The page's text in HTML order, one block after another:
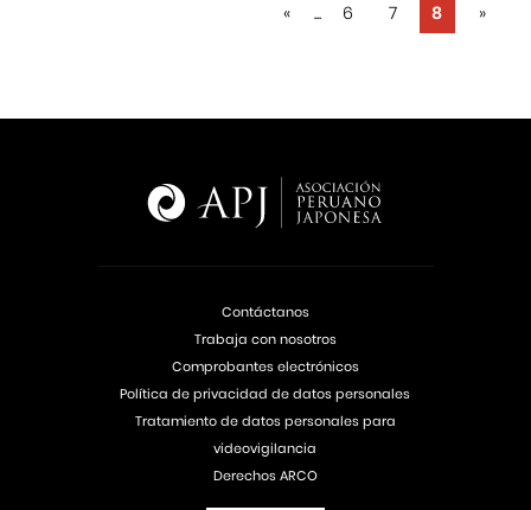
« ... 6 7 8 »
Contáctanos
Trabaja con nosotros
Comprobantes electrónicos
Política de privacidad de datos personales
Tratamiento de datos personales para
videovigilancia
Derechos ARCO